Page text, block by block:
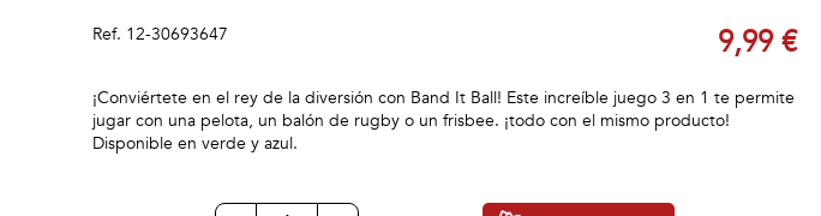
Ref. 12-30693647 9,99 €
¡Conviértete en el rey de la diversión con Band It Ball! Este increíble juego 3 en 1 te permite
jugar con una pelota, un balón de rugby o un frisbee. ¡todo con el mismo producto!
Disponible en verde y azul.